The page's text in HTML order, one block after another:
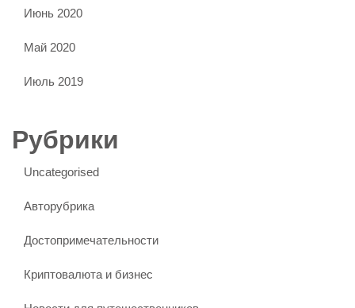
Июнь 2020
Май 2020
Июль 2019
Рубрики
Uncategorised
Авторубрика
Достопримечательности
Криптовалюта и бизнес